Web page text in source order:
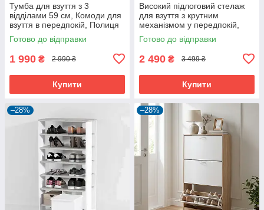
Тумба для взуття з 3
відділами 59 см, Комоди для
взуття в передпокій, Полиця
для взуття збоку в коридор
Готово до відправки
1 990 ₴ 2 990 ₴
Купити
Високий підлоговий стелаж
для взуття з крутним
механізмом у передпокій,
взуттєва полиця для дому на
7 осередків
Готово до відправки
2 490 ₴ 3 499 ₴
Купити
–28% –28%